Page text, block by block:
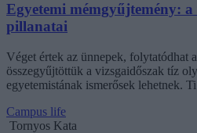
Egyetemi mémgyűjtemény: a
pillanatai
Véget értek az ünnepek, folytatódhat
összegyűjtöttük a vizsgaidőszak tíz
egyetemistának ismerősek lehetnek.
Campus life
Tornyos Kata